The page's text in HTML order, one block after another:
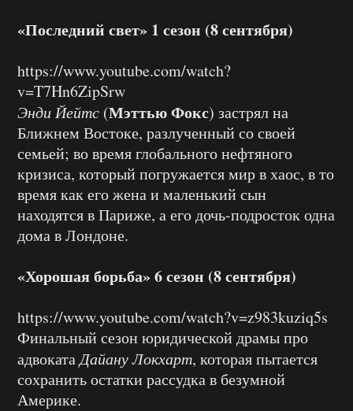
«Последний свет» 1 сезон (8 сентября)
https://www.youtube.com/watch?
v=T7Hn6ZipSrw
Энди Йейтс (Мэттью Фокс) застрял на
Ближнем Востоке, разлученный со своей
семьей; во время глобального нефтяного
кризиса, который погружается мир в хаос, в то
время как его жена и маленький сын
находятся в Париже, а его дочь-подросток одна
дома в Лондоне.
«Хорошая борьба» 6 сезон (8 сентября)
https://www.youtube.com/watch?v=z983kuziq5s
Финальный сезон юридической драмы про
адвокатаДайану Локхарт, которая пытается
сохранить остатки рассудка в безумной
Америке.